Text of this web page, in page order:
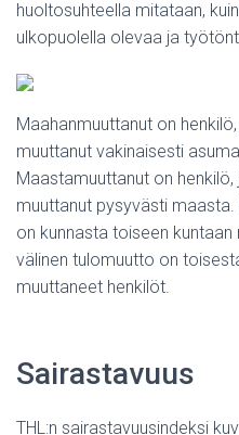
huoltosuhteella mitataan,
ulkopuolella olevaa ja
Maahanmuuttanut on
muuttanut vakinaisesti
Maastamuuttanut on
muuttanut pysyvästi
on kunnasta toiseen
välinen tulomuutto on
muuttaneet henkilöt.
Sairastavuus
THL:n sairastavuusindeksi